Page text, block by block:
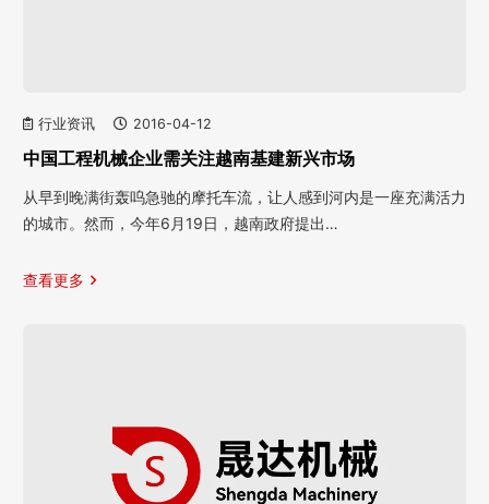
行业资讯 2016-04-12
中国工程机械企业需关注越南基建新兴市场
从早到晚满街轰呜急驰的摩托车流，让人感到河内是一座充满活力
的城市。然而，今年6月19日，越南政府提出…
查看更多